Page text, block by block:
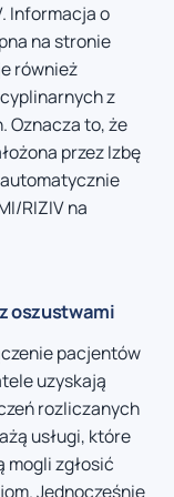
Informacja o
na stronie
również
z
Oznacza to, że
przez Izbę
RIZIV na
oszustwami
pacjentów
uzyskają
rozliczanych
usługi, które
mogli zgłosić
Jednocześnie